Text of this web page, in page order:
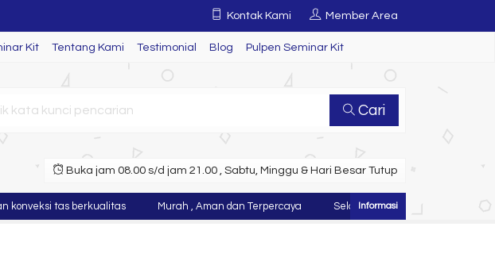
Kontak Kami Member Area
Kit Tentang Kami Testimonial Blog Pulpen Seminar Kit
Cari
Buka jam 08.00 s/d jam 21.00 , Sabtu, Minggu & Hari Besar Tutup
tas berkualitas Murah , Aman dan Terpercaya Selamat Datang di Website Juragan